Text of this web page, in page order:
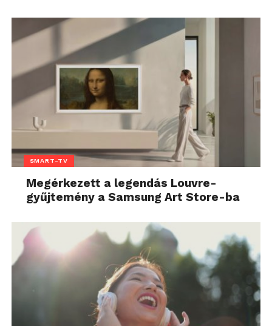
SMART-TV
Megérkezett a legendás Louvre-
gyűjtemény a Samsung Art Store-ba